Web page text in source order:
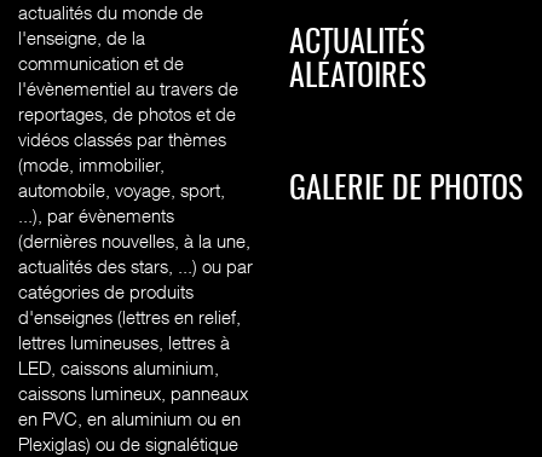
actualités du monde de
l'enseigne, de la
communication et de
l'évènementiel au travers de
reportages, de photos et de
vidéos classés par thèmes
(mode, immobilier,
automobile, voyage, sport,
...), par évènements
(dernières nouvelles, à la une,
actualités des stars, ...) ou par
catégories de produits
d'enseignes (lettres en relief,
lettres lumineuses, lettres à
LED, caissons aluminium,
caissons lumineux, panneaux
en PVC, en aluminium ou en
Plexiglas) ou de signalétique
ACTUALITÉS
ALÉATOIRES
GALERIE DE PHOTOS